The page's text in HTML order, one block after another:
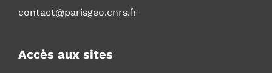
contact@parisgeo.cnrs.fr
Accès aux sites